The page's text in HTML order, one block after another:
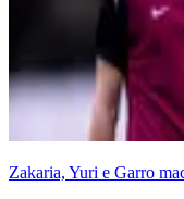
Zakaria, Yuri e Garro